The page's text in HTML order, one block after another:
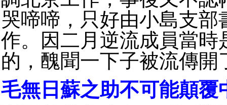
哭啼啼，只好由小島支部
作。因二月逆流成員當時
的，醜聞一下子被流傳開
毛無日蘇之助不可能顛覆